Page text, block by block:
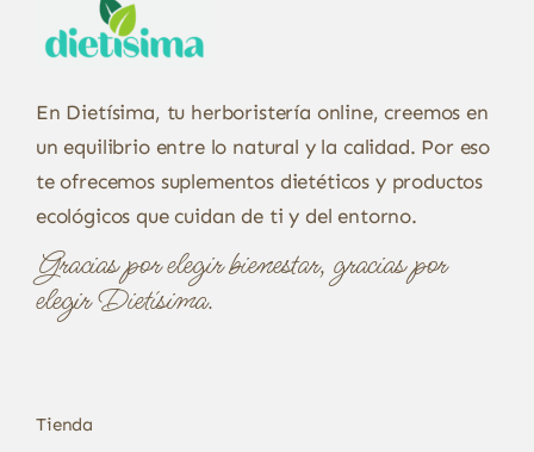
En Dietísima, tu herboristería online, creemos en
un equilibrio entre lo natural y la calidad. Por eso
te ofrecemos suplementos dietéticos y productos
ecológicos que cuidan de ti y del entorno.
Gracias por elegir bienestar, gracias por
elegir Dietísima.
Tienda